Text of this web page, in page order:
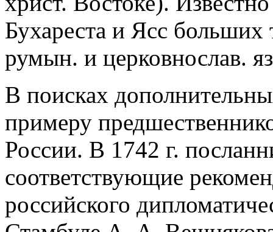
Бухареста и Ясс больших
румын. и церковнослав.
В поисках
примеру
России. В 1742 г.
соответствующие
российского